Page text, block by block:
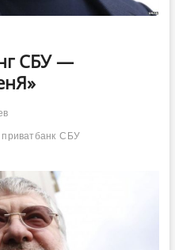
СБУ —
приватбанк СБУ